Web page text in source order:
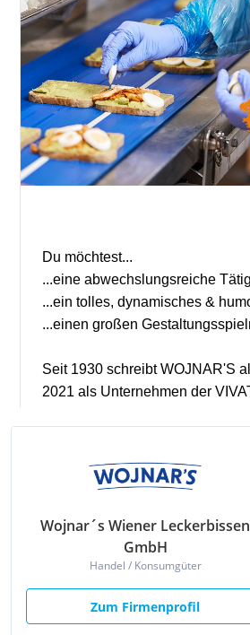
Wojnar´s Wiener Leckerbissen
GmbH
Handel / Konsumgüter
Zum Firmenprofil